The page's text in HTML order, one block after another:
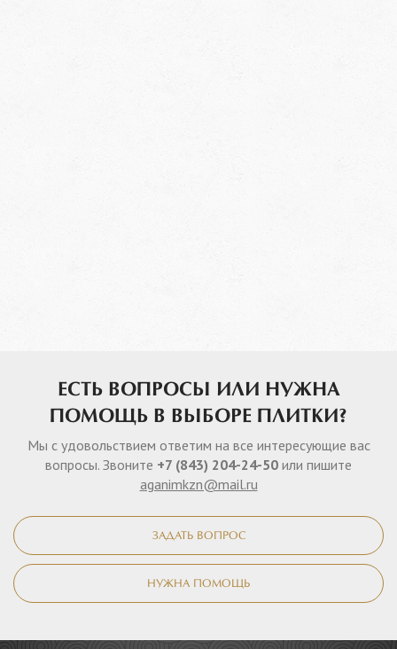
ЕСТЬ ВОПРОСЫ ИЛИ НУЖНА
ПОМОЩЬ В ВЫБОРЕ ПЛИТКИ?
Мы с удовольствием ответим на все интересующие вас
вопросы. Звоните +7 (843) 204-24-50 или пишите
aganimkzn@mail.ru
ЗАДАТЬ ВОПРОС
НУЖНА ПОМОЩЬ